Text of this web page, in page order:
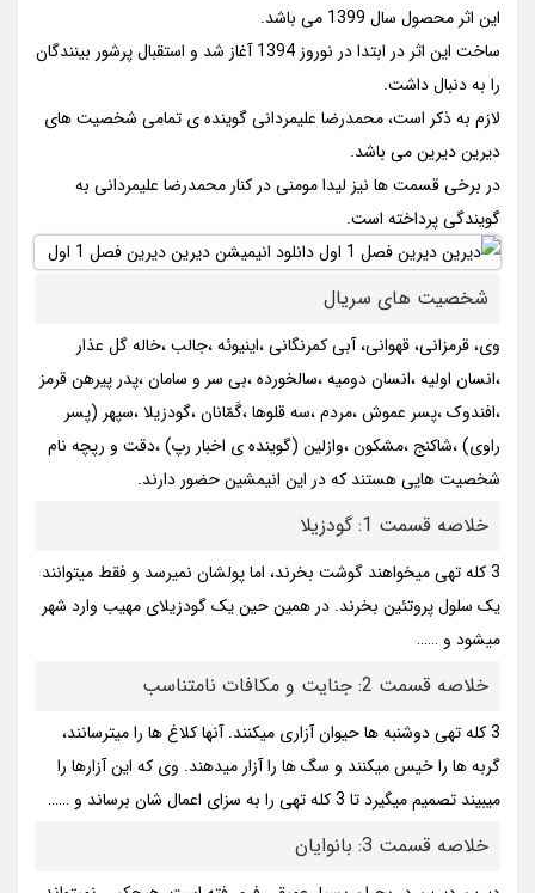
این اثر محصول سال 1399 می باشد.
ساخت این اثر در ابتدا در نوروز 1394 آغاز شد و استقبال پرشور بینندگان
را به دنبال داشت.
لازم به ذکر است، محمدرضا علیمردانی گوینده ی تمامی شخصیت های
دیرین دیرین می باشد.
در برخی قسمت ها نیز لیدا مومنی در کنار محمدرضا علیمردانی به
گویندگی پرداخته است.
شخصیت های سریال
وی، قرمزانی، قهوانی، آبی کمرنگانی ،اینیوئه ،جالب ،خاله گل عذار
،انسان‌ اولیه ،انسان‌ دومیه ،سالخورده ،بی سر و سامان ،پدر پیرهن قرمز
،افندوک ،پسر عموش ،مردم ،سه قلوها ،گَمّانان ،گودزیلا ،سپهر (پسر
راوی) ،شاکنج ،مشکون ،وازلین (گوینده ی اخبار رپ) ،دقت و رپچه نام
شخصیت هایی هستند که در این انیمشین حضور دارند.
خلاصه قسمت 1: گودزیلا
3 کله تهی میخواهند گوشت بخرند، اما پولشان نمیرسد و فقط میتوانند
یک سلول پروتئین بخرند. در همین حین یک گودزیلای مهیب وارد شهر
میشود و ……
خلاصه قسمت 2: جنایت و مکافات نامتناسب
3 کله تهی دوشنبه ها حیوان آزاری میکنند. آنها کلاغ ها را میترسانند،
گربه ها را خیس میکنند و سگ ها را آزار میدهند. وی که این آزارها را
میبیند تصمیم میگیرد تا 3 کله تهی را به سزای اعمال شان برساند و ……
خلاصه قسمت 3: بانوایان